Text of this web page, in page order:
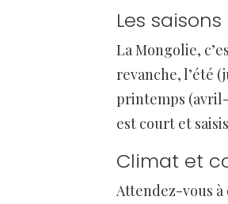
Les
La Mongolie,
revanche, l’été
printemps
est court et
Climat et
Attendez-vous